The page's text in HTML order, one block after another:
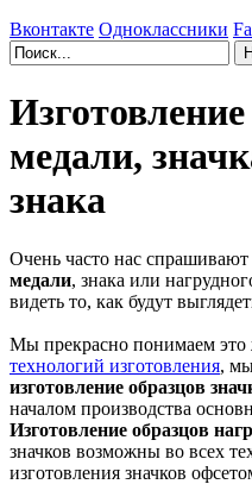
Вконтакте Одноклассники
медали,
знака
Очень часто нас
медали, знака или
видеть то, как будут
Мы прекрасно понимаем это
технологий изготовления,
изготовление образцов
началом производства
Изготовление образцов
значков возможны во всех
изготовления значков